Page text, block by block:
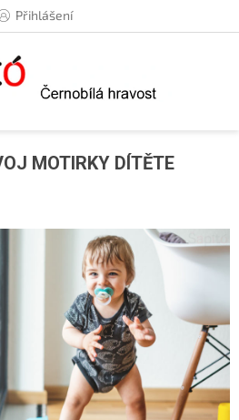
Přihlášení
MOTIRKY DÍTĚTE